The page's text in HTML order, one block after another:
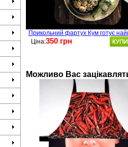
Прикольний фартух Кум готує
Ціна:350 грн
Можливо Ваc